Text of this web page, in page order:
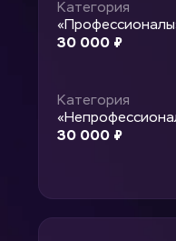
Категория
30 000 ₽
Категория
30 000 ₽